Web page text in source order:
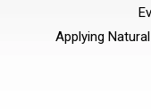
Ev
Applying